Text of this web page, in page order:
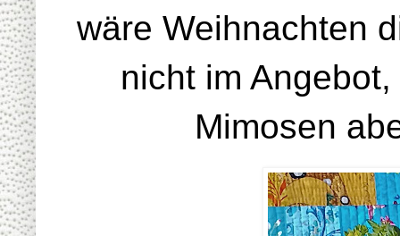
wäre Weihnachten
nicht im
Mimosen